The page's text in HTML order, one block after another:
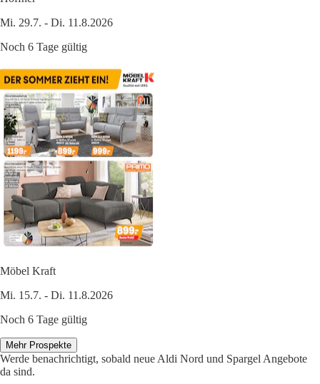
Mi. 29.7. - Di. 11.8.2026
Noch 6 Tage gültig
Möbel Kraft
Mi. 15.7. - Di. 11.8.2026
Noch 6 Tage gültig
Mehr Prospekte
Werde benachrichtigt, sobald neue Aldi Nord und Spargel Angebote
da sind.